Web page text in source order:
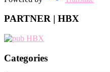
PARTNER | HBX
Categories